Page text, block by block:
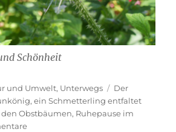
Schönheit
und Umwelt, Unterwegs Schlagwörter
Der
,ein Schmetterling entfaltet
Obstbäumen, Ruhepause im
zu